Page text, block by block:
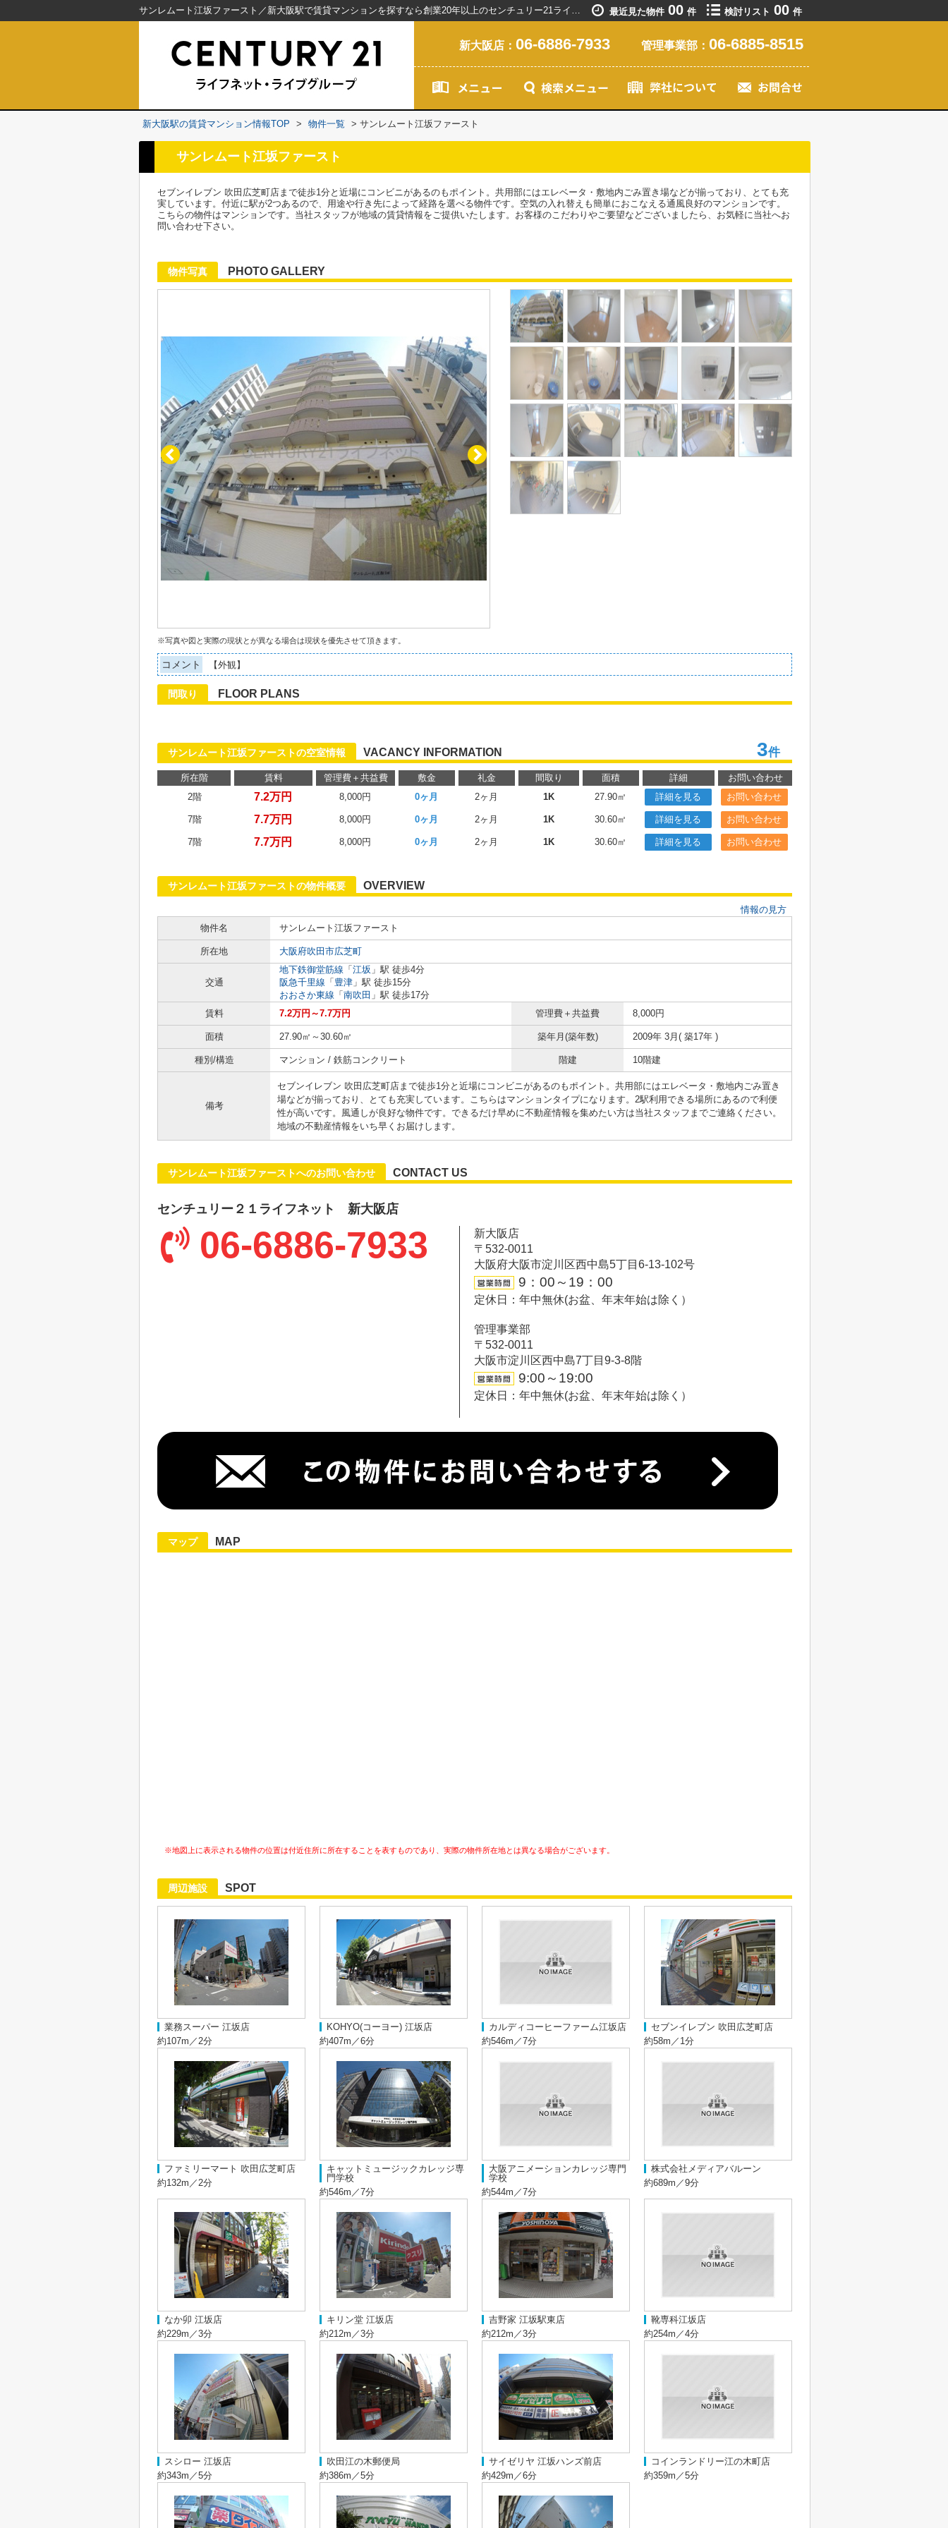
サンレムート江坂ファースト／新大阪駅で賃貸マンションを探すなら創業20年以上のセンチュリー21ライフネット・ライブグループ 最近見た物件 00 件 検討リスト 00 件
新大阪店： 06-6886-7933 管理事業部： 06-6885-8515
新大阪駅の賃貸マンション情報TOP > 物件一覧 > サンレムート江坂ファースト
サンレムート江坂ファースト
セブンイレブン 吹田広芝町店まで徒歩1分と近場にコンビニがあるのもポイント。共用部にはエレベータ・敷地内ごみ置き場などが揃っており、とても充
実しています。付近に駅が2つあるので、用途や行き先によって経路を選べる物件です。空気の入れ替えも簡単におこなえる通風良好のマンションです。
こちらの物件はマンションです。当社スタッフが地域の賃貸情報をご提供いたします。お客様のこだわりやご要望などございましたら、お気軽に当社へお
問い合わせ下さい。
物件写真 PHOTO GALLERY
※写真や図と実際の現状とが異なる場合は現状を優先させて頂きます。
コメント 【外観】
間取り FLOOR PLANS
サンレムート江坂ファーストの空室情報 VACANCY INFORMATION 3件
所在階 賃料 管理費＋共益費 敷金 礼金 間取り 面積 詳細
お問い合わせ
2階
7.2万円 8,000円 0ヶ月 2ヶ月 1K 27.90㎡ 詳細を見る お問い合わせ
7階 7.7万円 8,000円 0ヶ月 2ヶ月 1K 30.60㎡ 詳細を見る お問い合わせ
7階 7.7万円 8,000円 0ヶ月 2ヶ月 1K 30.60㎡ 詳細を見る お問い合わせ
サンレムート江坂ファーストの物件概要 OVERVIEW
情報の見方
物件名
サンレムート江坂ファースト
所在地 大阪府吹田市広芝町
交通
地下鉄御堂筋線 「 江坂 」駅 徒歩4分
阪急千里線 「 豊津 」駅 徒歩15分
おおさか東線 「 南吹田 」駅 徒歩17分
賃料
7.2万円～7.7万円 管理費＋共益費 8,000円
面積 27.90㎡～30.60㎡ 築年月(築年数) 2009年 3月( 築17年 )
種別/構造 マンション / 鉄筋コンクリート 階建 10階建
備考
セブンイレブン 吹田広芝町店まで徒歩1分と近場にコンビニがあるのもポイント。共用部にはエレベータ・敷地内ごみ置き
場などが揃っており、とても充実しています。こちらはマンションタイプになります。2駅利用できる場所にあるので利便
性が高いです。風通しが良好な物件です。できるだけ早めに不動産情報を集めたい方は当社スタッフまでご連絡ください。
地域の不動産情報をいち早くお届けします。
サンレムート江坂ファーストへのお問い合わせ CONTACT US
センチュリー２１ライフネット 新大阪店
06-6886-7933
新大阪店
〒532-0011
大阪府大阪市淀川区西中島5丁目6-13-102号
9：00～19：00
定休日：年中無休(お盆、年末年始は除く）
管理事業部
〒532-0011
大阪市淀川区西中島7丁目9-3-8階
9:00～19:00
定休日：年中無休(お盆、年末年始は除く）
マップ MAP
※地図上に表示される物件の位置は付近住所に所在することを表すものであり、実際の物件所在地とは異なる場合がございます。
周辺施設 SPOT
業務スーパー 江坂店
約107m／2分
KOHYO(コーヨー) 江坂店
約407m／6分
カルディコーヒーファーム江坂店
約546m／7分
セブンイレブン 吹田広芝町店
約58m／1分
ファミリーマート 吹田広芝町店
約132m／2分
キャットミュージックカレッジ専
門学校
約546m／7分
大阪アニメーションカレッジ専門
学校
約544m／7分
株式会社メディアバルーン
約689m／9分
なか卯 江坂店
約229m／3分
キリン堂 江坂店
約212m／3分
吉野家 江坂駅東店
約212m／3分
靴専科江坂店
約254m／4分
スシロー 江坂店
約343m／5分
吹田江の木郵便局
約386m／5分
サイゼリヤ 江坂ハンズ前店
約429m／6分
コインランドリー江の木町店
約359m／5分